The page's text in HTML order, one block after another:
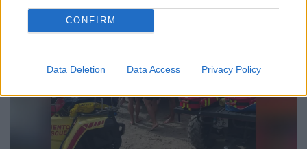
CONFIRM
Data Deletion Data Access Privacy Policy